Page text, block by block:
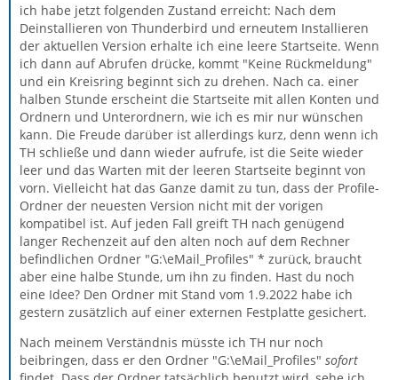
ich habe jetzt folgenden Zustand erreicht: Nach dem
Deinstallieren von Thunderbird und erneutem Installieren
der aktuellen Version erhalte ich eine leere Startseite. Wenn
ich dann auf Abrufen drücke, kommt "Keine Rückmeldung"
und ein Kreisring beginnt sich zu drehen. Nach ca. einer
halben Stunde erscheint die Startseite mit allen Konten und
Ordnern und Unterordnern, wie ich es mir nur wünschen
kann. Die Freude darüber ist allerdings kurz, denn wenn ich
TH schließe und dann wieder aufrufe, ist die Seite wieder
leer und das Warten mit der leeren Startseite beginnt von
vorn. Vielleicht hat das Ganze damit zu tun, dass der Profile-
Ordner der neuesten Version nicht mit der vorigen
kompatibel ist. Auf jeden Fall greift TH nach genügend
langer Rechenzeit auf den alten noch auf dem Rechner
befindlichen Ordner "G:\eMail_Profiles" * zurück, braucht
aber eine halbe Stunde, um ihn zu finden. Hast du noch
eine Idee? Den Ordner mit Stand vom 1.9.2022 habe ich
gestern zusätzlich auf einer externen Festplatte gesichert.
Nach meinem Verständnis müsste ich TH nur noch
beibringen, dass er den Ordner "G:\eMail_Profiles" sofort